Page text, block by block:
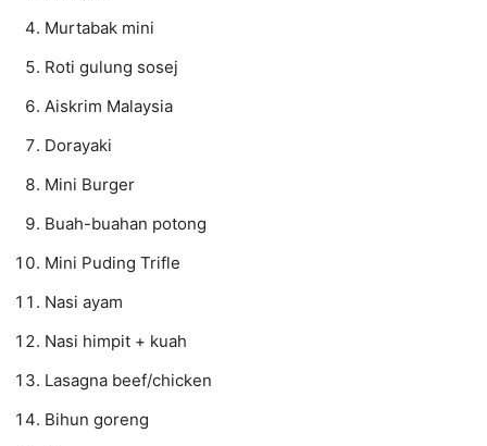
Murtabak mini
Roti gulung sosej
Aiskrim Malaysia
Dorayaki
Mini Burger
Buah-buahan potong
Mini Puding Trifle
Nasi ayam
Nasi himpit + kuah
Lasagna beef/chicken
Bihun goreng